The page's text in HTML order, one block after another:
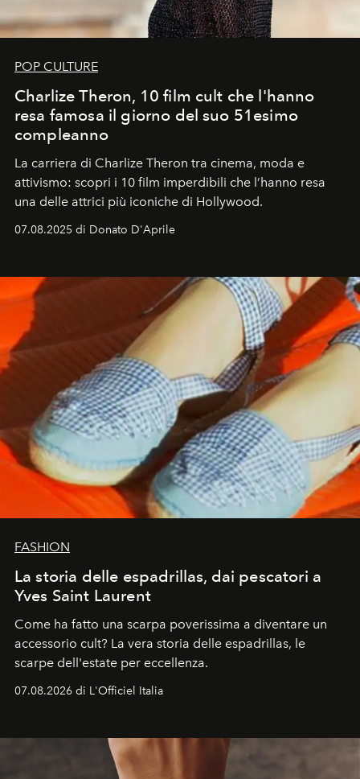
POP CULTURE
Charlize Theron, 10 film cult che l'hanno
resa famosa il giorno del suo 51esimo
compleanno
La carriera di Charlize Theron tra cinema, moda e
attivismo: scopri i 10 film imperdibili che l’hanno resa
una delle attrici più iconiche di Hollywood.
07.08.2025 di Donato D'Aprile
FASHION
La storia delle espadrillas, dai pescatori a
Yves Saint Laurent
Come ha fatto una scarpa poverissima a diventare un
accessorio cult? La vera storia delle espadrillas, le
scarpe dell'estate per eccellenza.
07.08.2026 di L'Officiel Italia